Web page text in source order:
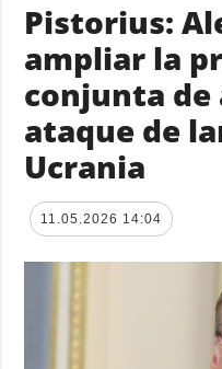
Pistorius:
ampliar la
conjunta de
ataque de
Ucrania
11.05.2026 14:04